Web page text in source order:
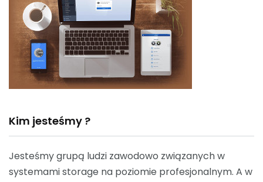
Kim jesteśmy ?
Jesteśmy grupą ludzi zawodowo związanych w
systemami storage na poziomie profesjonalnym. A w